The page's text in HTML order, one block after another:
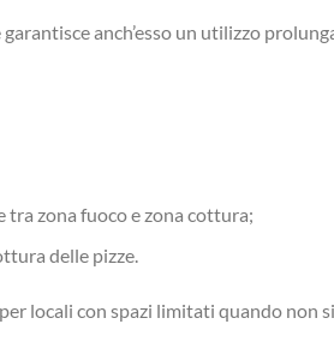
anch’esso un utilizzo
zona fuoco e zona cottura;
delle pizze.
locali con spazi limitati quando non